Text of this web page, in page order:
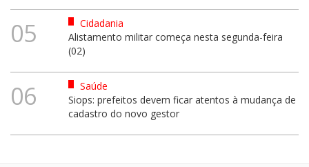
05
Cidadania
Alistamento militar começa nesta segunda-feira
(02)
06
Saúde
Siops: prefeitos devem ficar atentos à mudança de
cadastro do novo gestor